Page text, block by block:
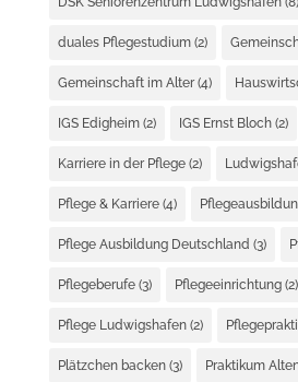
duales Pflegestudium(2)
Gemeinschaft im Alter(4)
IGS Edigheim(2) IGS Ernst Bloch(2)
Karriere in der Pflege(2)
Pflege & Karriere(4)
Pflege Ausbildung Deutschland (3)
Pflegeberufe(3) Pflegeeinrichtung(2)
Pflege Ludwigshafen(2)
Plätzchen backen(3) Praktikum